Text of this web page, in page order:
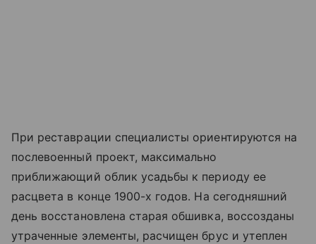
При реставрации специалисты ориентируются на
послевоенный проект, максимально
приближающий облик усадьбы к периоду ее
расцвета в конце 1900-х годов. На сегодняшний
день восстановлена старая обшивка, воссозданы
утраченные элементы, расчищен брус и утеплен